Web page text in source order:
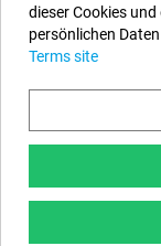
Gre Pool Sunbay
dieser Cookies
persönlichen
Terms site